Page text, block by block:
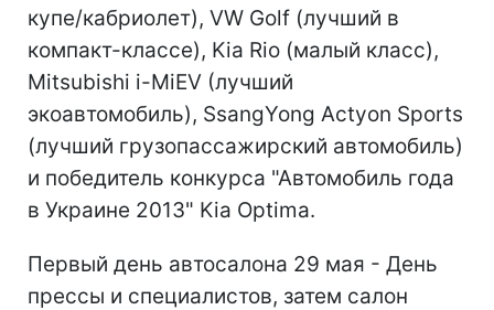
купе/кабриолет), VW Golf (лучший в
компакт-классе), Kia Rio (малый класс),
Mitsubishi i-MiEV (лучший
экоавтомобиль), SsangYong Actyon Sports
(лучший грузопассажирский автомобиль)
и победитель конкурса "Автомобиль года
в Украине 2013" Kia Optima.
Первый день автосалона 29 мая - День
прессы и специалистов, затем салон